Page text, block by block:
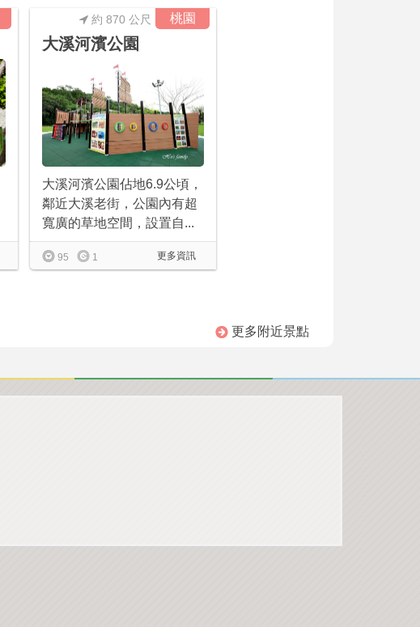
桃園
約 870 公尺
大溪河濱公園
大溪河濱公園佔地6.9公頃，
鄰近大溪老街，公園內有超
寬廣的草地空間，設置自...
更多資訊
95 1
更多附近景點